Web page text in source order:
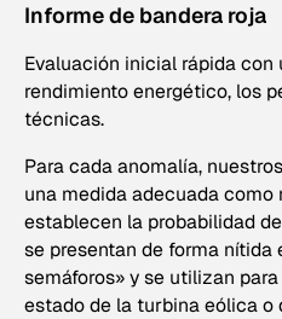
Informe de bandera roja
Evaluación inicial rápida con
rendimiento energético, los
técnicas.
Para cada anomalía,
una medida adecuada como
establecen la probabilidad
se presentan de forma nítida
semáforos» y se utilizan
estado de la turbina eólica o